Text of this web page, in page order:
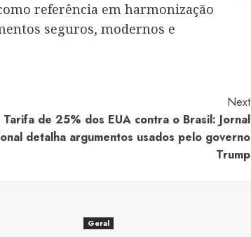
referência em harmonização
seguros, modernos e
Next
Tarifa de 25% dos EUA contra o Brasil: Jornal
detalha argumentos usados pelo governo
Trump
Geral